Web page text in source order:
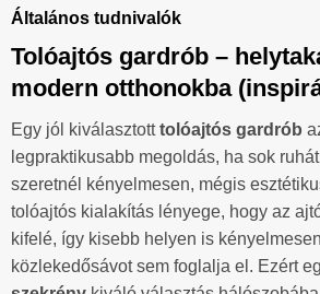
Általános tudnivalók
Tolóajtós gardrób –
modern otthonokba
Egy jól kiválasztotttolóajtós gardrób
legpraktikusabb megoldás, ha sok
szeretnél kényelmesen, mégis
tolóajtós kialakítás lényege, hogy az
kifelé, így kisebb helyen is
közlekedősávot sem foglalja el. Ezért